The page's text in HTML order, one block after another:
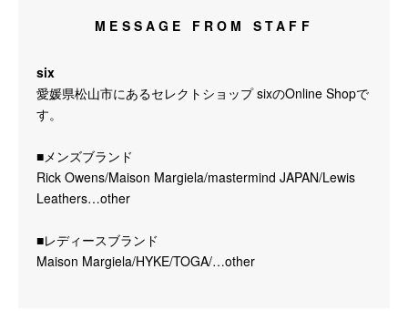
MESSAGE FROM STAFF
six
愛媛県松山市にあるセレクトショップ sixのOnline Shopで
す。
■メンズブランド
Rick Owens/Maison Margiela/mastermind JAPAN/Lewis
Leathers…other
■レディースブランド
Maison Margiela/HYKE/TOGA/…other